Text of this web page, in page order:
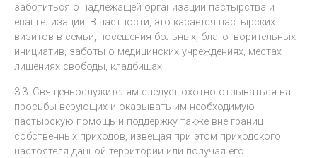
заботиться о надлежащей организации пастырства и
евангелизации. В частности, это касается пастырских
визитов в семьи, посещения больных, благотворительных
инициатив, заботы о медицинских учреждениях, местах
лишениях свободы, кладбищах.
3.3. Священнослужителям следует охотно отзываться на
просьбы верующих и оказывать им необходимую
пастырскую помощь и поддержку также вне границ
собственных приходов, извещая при этом приходского
настоятеля данной территории или получая его